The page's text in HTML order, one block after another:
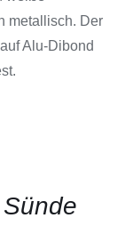
metallisch. Der
Alu-Dibond